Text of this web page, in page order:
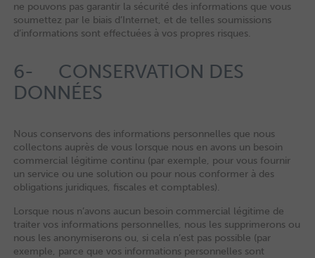
ne pouvons pas garantir la sécurité des informations que vous
soumettez par le biais d’Internet, et de telles soumissions
d’informations sont effectuées à vos propres risques.
6- CONSERVATION DES
DONNÉES
Nous conservons des informations personnelles que nous
collectons auprès de vous lorsque nous en avons un besoin
commercial légitime continu (par exemple, pour vous fournir
un service ou une solution ou pour nous conformer à des
obligations juridiques, fiscales et comptables).
Lorsque nous n’avons aucun besoin commercial légitime de
traiter vos informations personnelles, nous les supprimerons ou
nous les anonymiserons ou, si cela n’est pas possible (par
exemple, parce que vos informations personnelles sont